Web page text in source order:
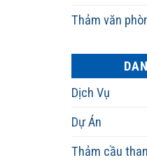
Thảm văn
Dịch Vụ
Dự Án
Thảm cầu